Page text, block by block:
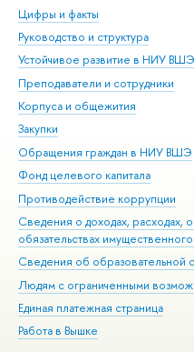
Цифры и факты
Руководство и структура
Устойчивое развитие в НИУ ВШЭ
Преподаватели и сотрудники
Корпуса и общежития
Закупки
Обращения граждан в НИУ ВШЭ
Фонд целевого капитала
Противодействие коррупции
Сведения о доходах, расходах,
обязательствах
Сведения об образовательной
Людям с ограниченными
Единая платежная страница
Работа в Вышке